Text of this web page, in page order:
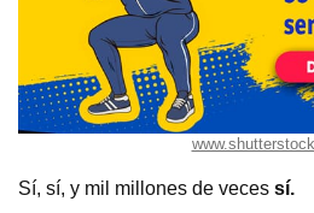
Sí, sí, y mil millones de veces sí.